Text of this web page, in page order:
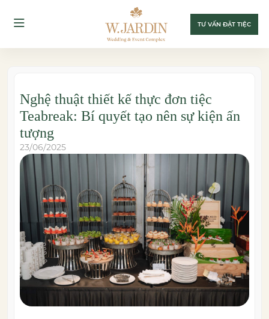
TƯ VẤN ĐẶT TIỆC
Nghệ thuật thiết kế thực đơn tiệc
Teabreak: Bí quyết tạo nên sự kiện ấn
tượng
23/06/2025